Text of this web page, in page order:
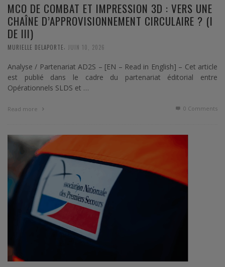
MCO DE COMBAT ET IMPRESSION 3D : VERS UNE
CHAÎNE D’APPROVISIONNEMENT CIRCULAIRE ? (I
DE III)
MURIELLE DELAPORTE JUIN 10, 2026
Analyse / Partenariat AD2S – [EN – Read in English] – Cet article
est publié dans le cadre du partenariat éditorial entre
Opérationnels SLDS et …
Read more 0 Comments